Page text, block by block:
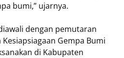
bumi,” ujarnya.
dengan pemutaran
Gempa Bumi
di Kabupaten